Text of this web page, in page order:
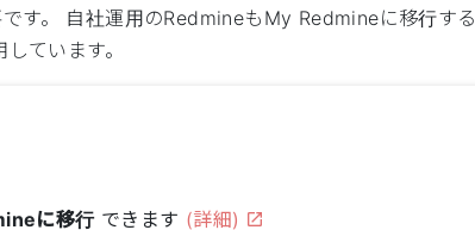
す。 自社運用のRedmineもMy Redmineに移行する
ています。
に移行できます (詳細)